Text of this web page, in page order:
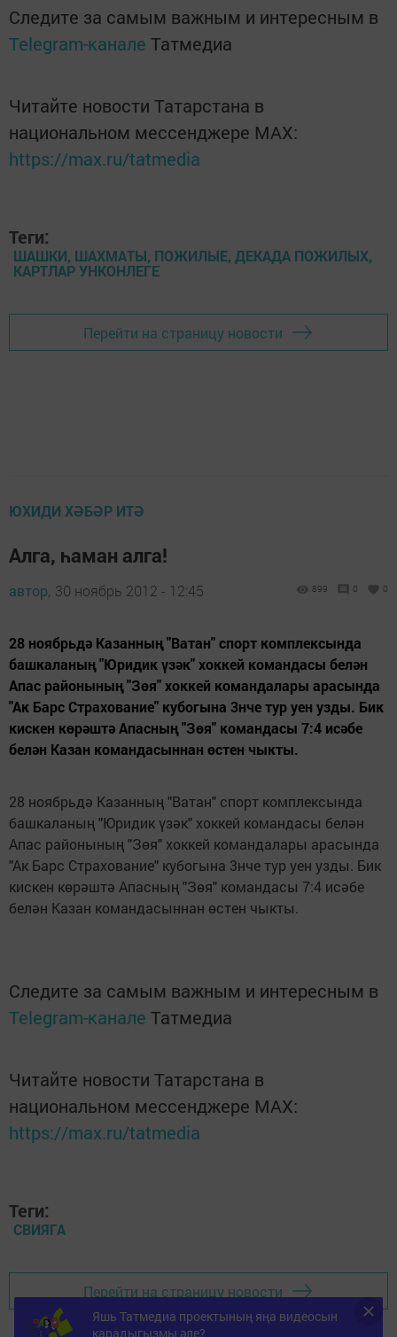
Следите за самым важным и интересным в
Telegram-канале Татмедиа
Читайте новости Татарстана в
национальном мессенджере MАХ:
https://max.ru/tatmedia
Теги:
ШАШКИ, ШАХМАТЫ, ПОЖИЛЫЕ, ДЕКАДА ПОЖИЛЫХ,
КАРТЛАР УНКОНЛЕГЕ
Перейти на страницу новости
ЮХИДИ ХӘБӘР ИТӘ
Алга, һаман алга!
автор, 30 ноябрь 2012 - 12:45 899 0 0
28 ноябрьдә Казанның "Ватан" спорт комплексында
башкаланың "Юридик үзәк" хоккей командасы белән
Апас районының "Зөя" хоккей командалары арасында
"Ак Барс Страхование" кубогына 3нче тур уен узды. Бик
кискен көрәштә Апасның "Зөя" командасы 7:4 исәбе
белән Казан командасыннан өстен чыкты.
28 ноябрьдә Казанның "Ватан" спорт комплексында
башкаланың "Юридик үзәк" хоккей командасы белән
Апас районының "Зөя" хоккей командалары арасында
"Ак Барс Страхование" кубогына 3нче тур уен узды. Бик
кискен көрәштә Апасның "Зөя" командасы 7:4 исәбе
белән Казан командасыннан өстен чыкты.
Следите за самым важным и интересным в
Telegram-канале Татмедиа
Читайте новости Татарстана в
национальном мессенджере MАХ:
https://max.ru/tatmedia
Теги:
СВИЯГА
Перейти на страницу новости
Яшь Татмедиа проектының яңа видеосын
карадыгызмы әле?